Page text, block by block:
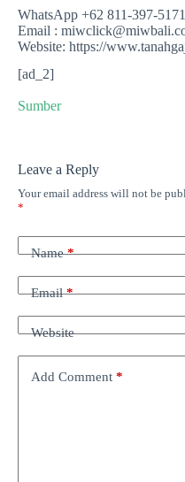
WhatsApp +62 811-397-5171
Email :
Website: https://
[ad_2]
Sumber
Leave a Reply
Your email address will not be
*
Name*
Email*
Website
Add Comment *